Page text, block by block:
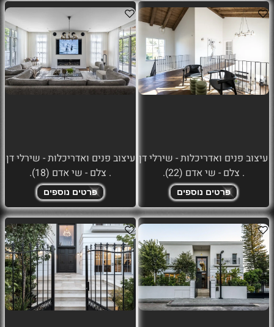
עיצוב פנים ואדריכלות - שירלי דן
. צלם - שי אדם (22).
פרטים נוספים
עיצוב פנים ואדריכלות - שירלי דן
. צלם - שי אדם (18).
פרטים נוספים